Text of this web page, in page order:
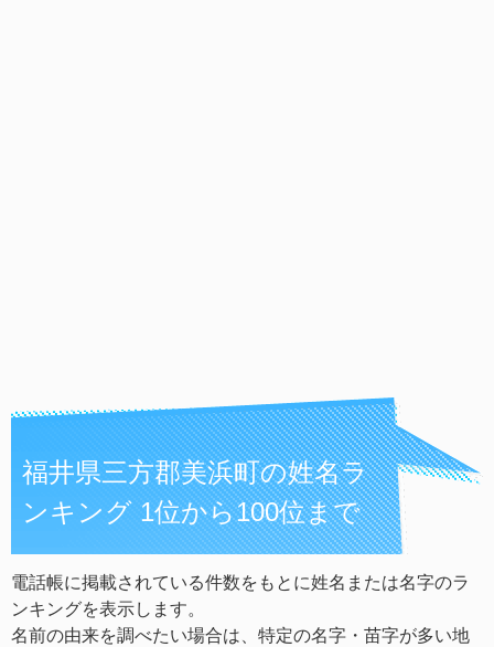
福井県三方郡美浜町の姓名ラ
ンキング 1位から100位まで
電話帳に掲載されている件数をもとに姓名または名字のラ
ンキングを表示します。
名前の由来を調べたい場合は、特定の名字・苗字が多い地